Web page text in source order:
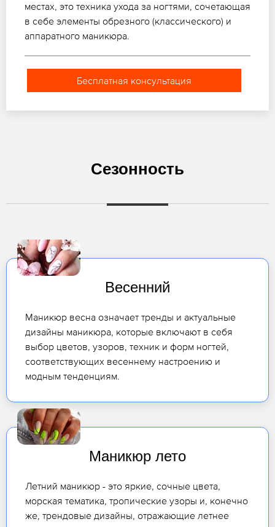
местах, это техника ухода за ногтями, сочетающая
в себе элементы обрезного (классического) и
аппаратного маникюра.
Бесплатная консультация
Сезонность
Весенний
Маникюр весна означает тренды и актуальные
дизайны маникюра, которые включают в себя
выбор цветов, узоров, техник и форм ногтей,
соответствующих весеннему настроению и
модным тенденциям.
Маникюр лето
Летний маникюр - это яркие, сочные цвета,
морская тематика, тропические узоры и, конечно
же, трендовые дизайны, отражающие летнее